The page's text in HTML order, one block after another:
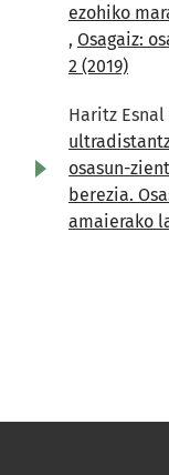
ezohiko
, Osagaiz:
2 (2019)
Haritz
osasun-
berezia.
amaierako